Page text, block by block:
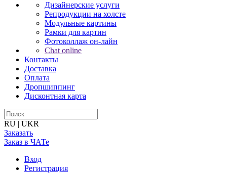
Дизайнерские услуги
Репродукции на холсте
Модульные картины
Рамки для картин
Фотоколлаж он-лайн
Chat online
Контакты
Доставка
Оплата
Дропшиппинг
Дисконтная карта
RU | UKR
Заказать
Заказ в ЧАТе
Вход
Регистрация